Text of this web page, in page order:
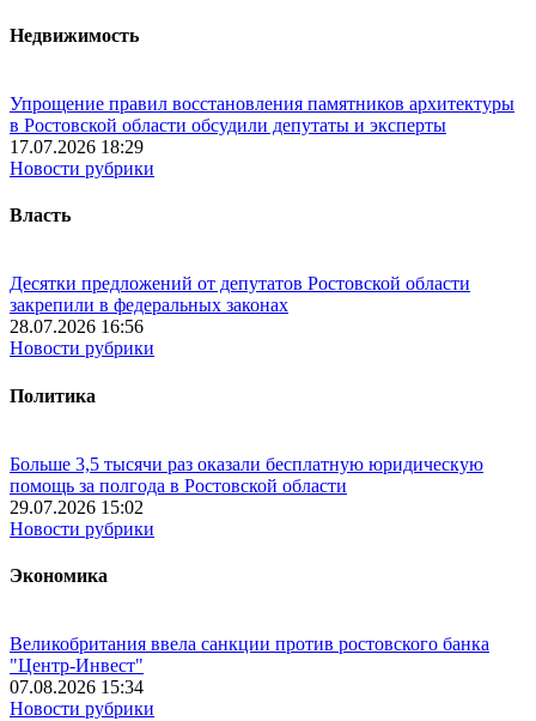
Недвижимость
Упрощение правил восстановления памятников архитектуры
в Ростовской области обсудили депутаты и эксперты
17.07.2026 18:29
Новости рубрики
Власть
Десятки предложений от депутатов Ростовской области
закрепили в федеральных законах
28.07.2026 16:56
Новости рубрики
Политика
Больше 3,5 тысячи раз оказали бесплатную юридическую
помощь за полгода в Ростовской области
29.07.2026 15:02
Новости рубрики
Экономика
Великобритания ввела санкции против ростовского банка
"Центр-Инвест"
07.08.2026 15:34
Новости рубрики